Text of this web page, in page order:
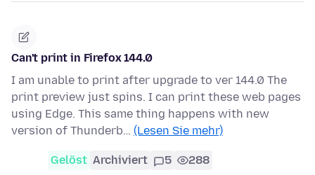
Can't print in Firefox 144.0
I am unable to print after upgrade to ver 144.0 The
print preview just spins. I can print these web pages
using Edge. This same thing happens with new
version of Thunderb… (Lesen Sie mehr)
Gelöst Archiviert 5 288